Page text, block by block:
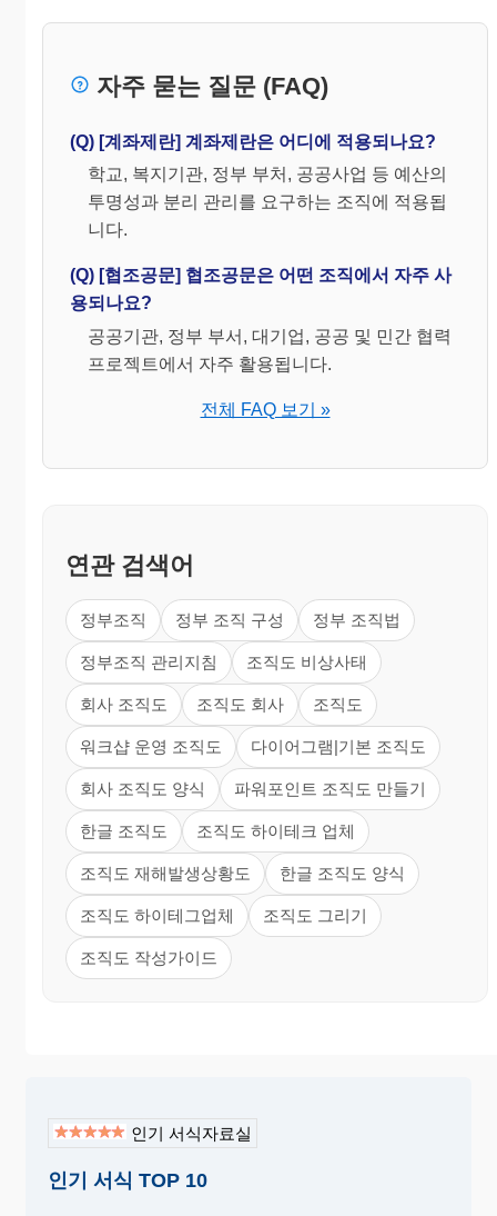
자주 묻는 질문 (FAQ)
(Q) [계좌제란] 계좌제란은 어디에 적용되나요?
학교, 복지기관, 정부 부처, 공공사업 등 예산의
투명성과 분리 관리를 요구하는 조직에 적용됩
니다.
(Q) [협조공문] 협조공문은 어떤 조직에서 자주 사
용되나요?
공공기관, 정부 부서, 대기업, 공공 및 민간 협력
프로젝트에서 자주 활용됩니다.
전체 FAQ 보기 »
연관 검색어
정부조직 정부 조직 구성 정부 조직법
정부조직 관리지침 조직도 비상사태
회사 조직도 조직도 회사 조직도
워크샵 운영 조직도 다이어그램|기본 조직도
회사 조직도 양식 파워포인트 조직도 만들기
한글 조직도 조직도 하이테크 업체
조직도 재해발생상황도 한글 조직도 양식
조직도 하이테그업체 조직도 그리기
조직도 작성가이드
인기 서식자료실
인기 서식 TOP 10